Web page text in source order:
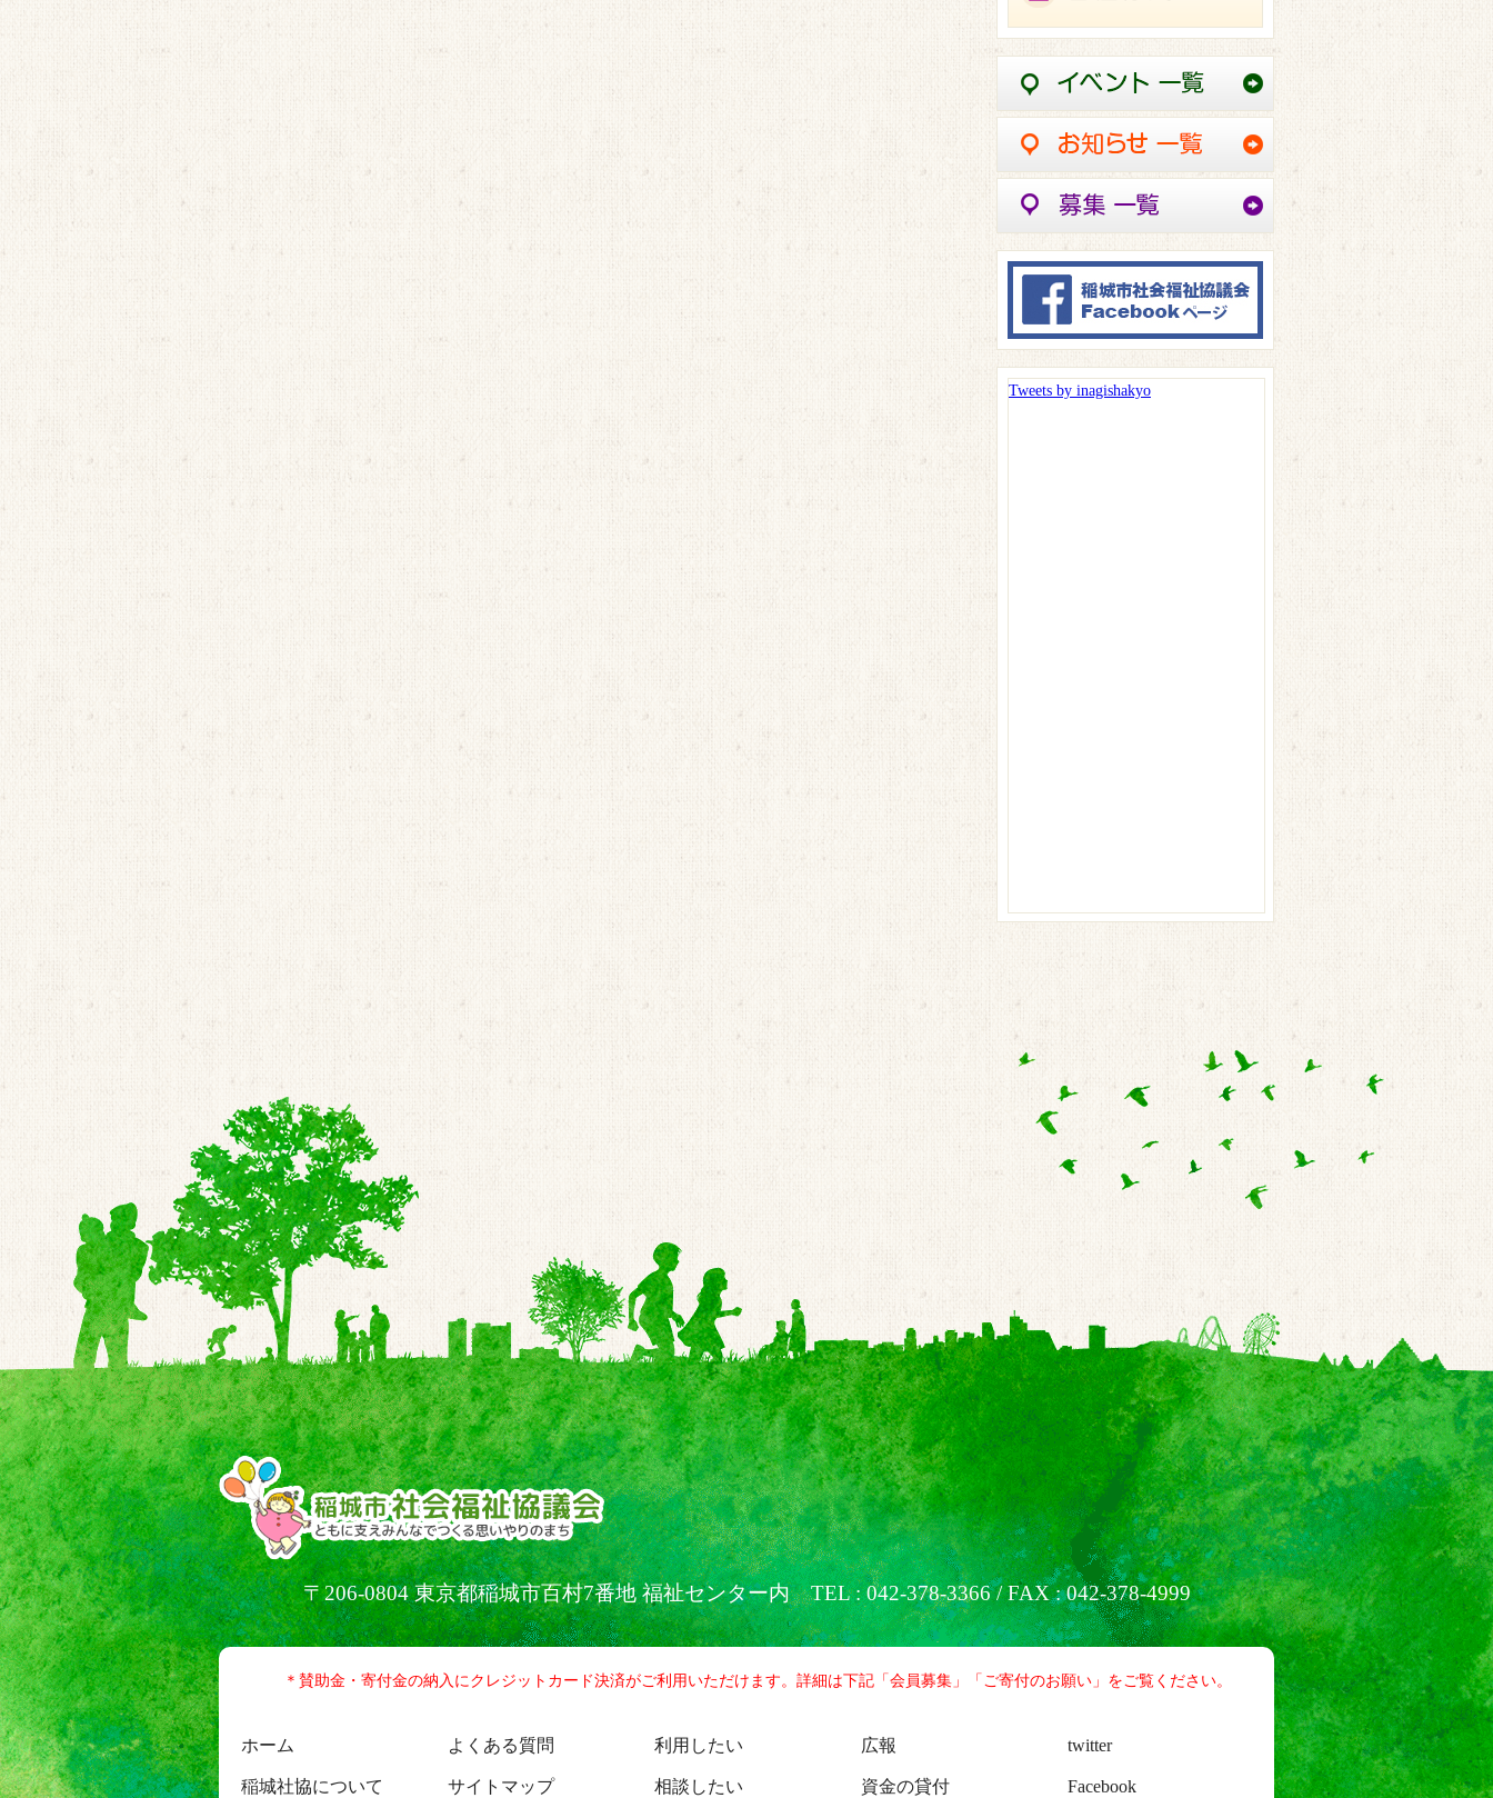
Tweets by inagishakyo
〒206-0804 東京都稲城市百村7番地 福祉センター内 TEL : 042-378-3366/ FAX : 042-378-4999
＊賛助金・寄付金の納入にクレジットカード決済がご利用いただけます。詳細は下記「会員募集」「ご寄付のお願い」をご覧ください。
ホーム
稲城社協について
よくある質問
サイトマップ
利用したい
相談したい
広報
資金の貸付
twitter
Facebook